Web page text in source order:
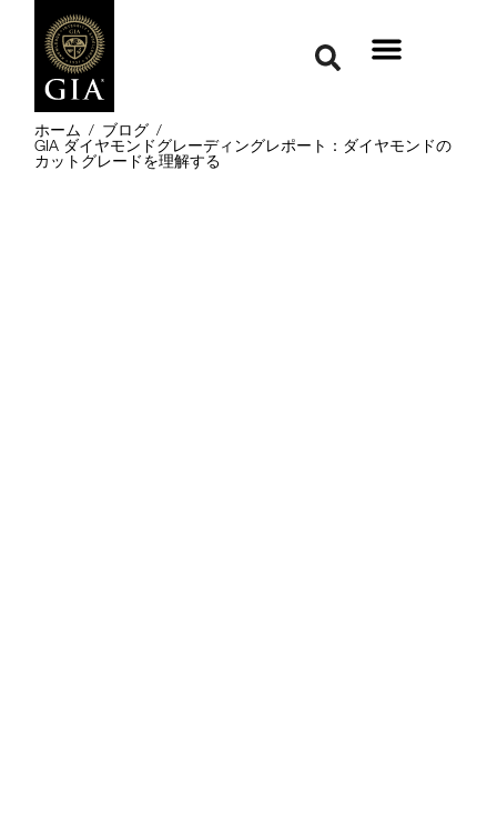
ホーム / ブログ /
GIA ダイヤモンドグレーディングレポート：ダイヤモンドの
カットグレードを理解する